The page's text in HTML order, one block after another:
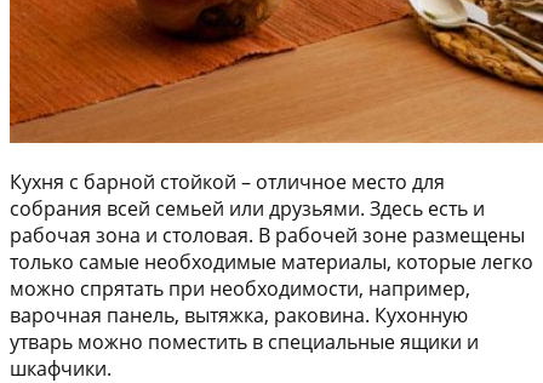
Кухня с барной стойкой – отличное место для
собрания всей семьей или друзьями. Здесь есть и
рабочая зона и столовая. В рабочей зоне размещены
только самые необходимые материалы, которые легко
можно спрятать при необходимости, например,
варочная панель, вытяжка, раковина. Кухонную
утварь можно поместить в специальные ящики и
шкафчики.